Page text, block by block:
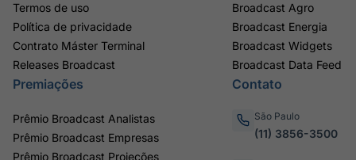
Termos de uso
Política de privacidade
Contrato Máster Terminal
Releases Broadcast
Broadcast Agro
Broadcast Energia
Broadcast Widgets
Broadcast Data Feed
Premiações
Prêmio Broadcast Analistas
Prêmio Broadcast Empresas
Prêmio Broadcast Projeções
Contato
São Paulo
(11) 3856-3500